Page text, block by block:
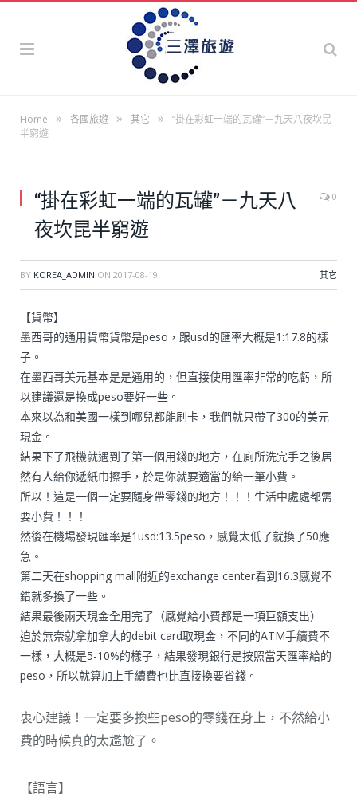
Home » 各國旅遊 » 其它 »
“掛在彩虹一端的瓦罐”－九天八夜坎昆
半窮遊
“掛在彩虹一端的瓦罐”－九天八
夜坎昆半窮遊
0
BY KOREA_ADMIN ON 2017-08-19 其它
【貨幣】
墨西哥的通用貨幣貨幣是peso，跟usd的匯率大概是1:17.8的樣
子。
在墨西哥美元基本是是通用的，但直接使用匯率非常的吃虧，所
以建議還是換成peso要好一些。
本來以為和美國一樣到哪兒都能刷卡，我們就只帶了300的美元
現金。
結果下了飛機就遇到了第一個用錢的地方，在廁所洗完手之後居
然有人給你遞紙巾擦手，於是你就要適當的給一筆小費。
所以！這是一個一定要隨身帶零錢的地方！！！生活中處處都需
要小費！！！
然後在機場發現匯率是1usd:13.5peso，感覺太低了就換了50應
急。
第二天在shopping mall附近的exchange center看到16.3感覺不
錯就多換了一些。
結果最後兩天現金全用完了（感覺給小費都是一項巨額支出）
迫於無奈就拿加拿大的debit card取現金，不同的ATM手續費不
一樣，大概是5-10%的樣子，結果發現銀行是按照當天匯率給的
peso，所以就算加上手續費也比直接換要省錢。
衷心建議！一定要多換些peso的零錢在身上，不然給小
費的時候真的太尷尬了。
【語言】